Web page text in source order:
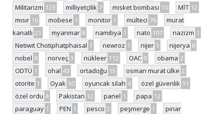
Militarizm 123 milliyetçilik 7 misket bombası 10 MİT 12
mısır 16 mobese 1 monitor 1 mülteci 76
murat
kanatlı 21 myanmar 8 namibya 1 nato 107 nazizm 1
Netiwit Chotiphatphaisal 1 newroz 1 nijer 1 nijerya 8
nobel 9 norveç 3 nükleer 112 OAC 9 obama 2
ODTÜ 1 ohal 43 ortadoğu 15 osman murat ülke 2
otorite 1 Oyak 10 oyuncak silah 4 özel güvenlik 11
özel ordu 4 Pakistan 12 panel 1 papa 12
paraguay 1 PEN 1 pesco 2 peşmerge 1
pınar